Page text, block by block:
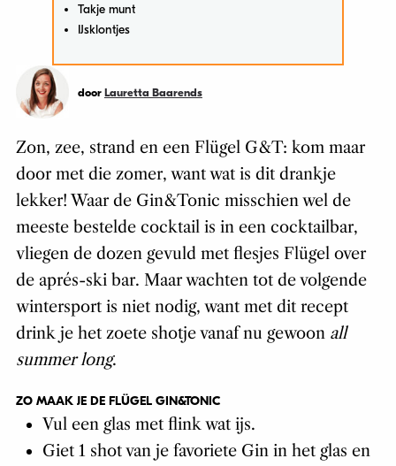
Takje munt
IJsklontjes
door Lauretta Baarends
Zon, zee, strand en een Flügel G&T: kom maar
door met die zomer, want wat is dit drankje
lekker! Waar de Gin&Tonic misschien wel de
meeste bestelde cocktail is in een cocktailbar,
vliegen de dozen gevuld met flesjes Flügel over
de aprés-ski bar. Maar wachten tot de volgende
wintersport is niet nodig, want met dit recept
drink je het zoete shotje vanaf nu gewoon all
summer long.
ZO MAAK JE DE FLÜGEL GIN&TONIC
Vul een glas met flink wat ijs.
Giet 1 shot van je favoriete Gin in het glas en